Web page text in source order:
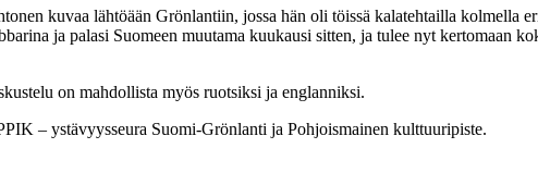
kuvaa lähtöään Grönlantiin, jossa hän oli töissä kalatehtailla
ja palasi Suomeen muutama kuukausi sitten, ja tulee nyt kertomaan
on mahdollista myös ruotsiksi ja englanniksi.
– ystävyysseura Suomi-Grönlanti ja Pohjoismainen kulttuuripiste.